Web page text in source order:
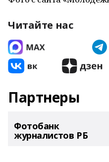
Читайте нас
Партнеры
Фотобанк
журналистов РБ